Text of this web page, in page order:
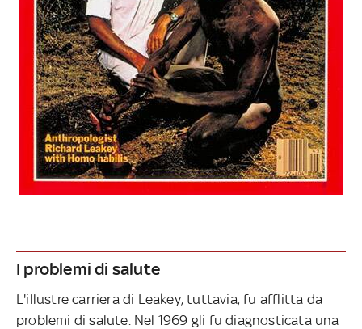
I problemi di salute
L'illustre carriera di Leakey, tuttavia, fu afflitta da
problemi di salute. Nel 1969 gli fu diagnosticata una